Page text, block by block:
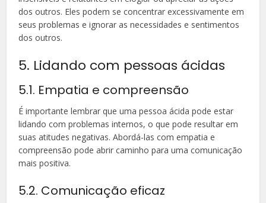
dos outros. Eles podem se concentrar excessivamente em
seus problemas e ignorar as necessidades e sentimentos
dos outros.
5. Lidando com pessoas ácidas
5.1. Empatia e compreensão
É importante lembrar que uma pessoa ácida pode estar
lidando com problemas internos, o que pode resultar em
suas atitudes negativas. Abordá-las com empatia e
compreensão pode abrir caminho para uma comunicação
mais positiva.
5.2. Comunicação eficaz